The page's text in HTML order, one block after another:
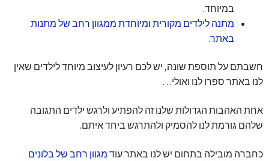
במיוחד.
מתנה לילדים מקורית ומיוחדת ממגוון רחב של מתנות
באתר.
חשבתם על תוספת שונה, יש לכם רעיון לעיצוב מיוחד לילדים שאין
לנו באתר ספרו לנו ואולי…
אחת האהבות הגדולות שלנו זה להפתיע ולרגש ילדים התגובה
שלהם גורמת לנו להסמיק ולהתרגש ביחד איתם.
כחברה מובילה בתחום יש לנו באתר עוד מגוון רחב של בלונים